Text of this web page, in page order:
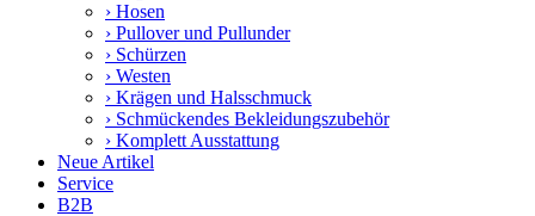
› Hosen
› Pullover und Pullunder
› Schürzen
› Westen
› Krägen und Halsschmuck
› Schmückendes Bekleidungszubehör
› Komplett Ausstattung
Neue Artikel
Service
B2B